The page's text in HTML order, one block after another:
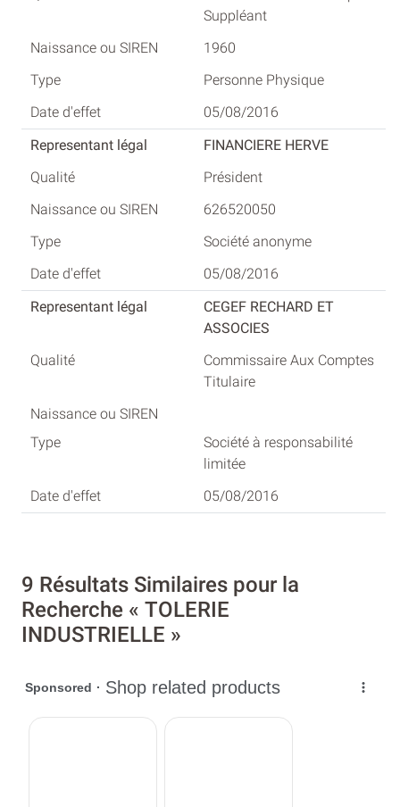
Suppléant
1960
Personne Physique
05/08/2016
FINANCIERE HERVE
Président
626520050
Société anonyme
05/08/2016
CEGEF RECHARD ET
ASSOCIES
Commissaire Aux Comptes
Titulaire
Société à responsabilité
limitée
05/08/2016
9 Résultats Similaires pour la
Recherche « TOLERIE
INDUSTRIELLE »